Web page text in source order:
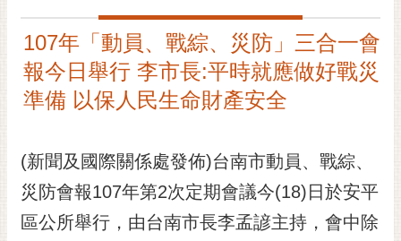
精彩府城
市府動態
市政資訊
107年「動員、戰綜、災防」三合一會
報今日舉行 李市長:平時就應做好戰災
準備 以保人民生命財產安全
(新聞及國際關係處發佈)台南市動員、戰綜、
災防會報107年第2次定期會議今(18)日於安平
區公所舉行，由台南市長李孟諺主持，會中除